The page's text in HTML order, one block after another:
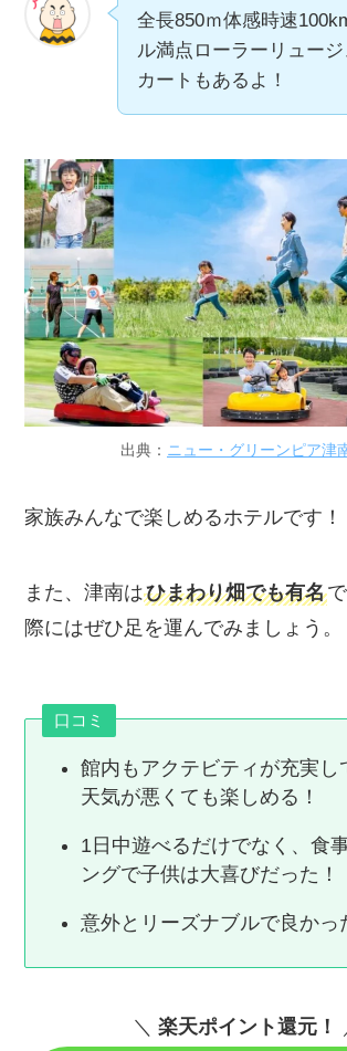
全長850ｍ体感時速
ル満点ローラーリュー
カートもあるよ！
出典： ニュー・グリーンピア津
家族みんなで楽しめるホテルです！
また、津南はひまわり畑でも有名
際にはぜひ足を運んでみましょう。
口コミ
館内もアクテビティが充実し
天気が悪くても楽しめる！
1日中遊べるだけでなく、食
ングで子供は大喜びだった！
意外とリーズナブルで良かっ
＼ 楽天ポイント還元！